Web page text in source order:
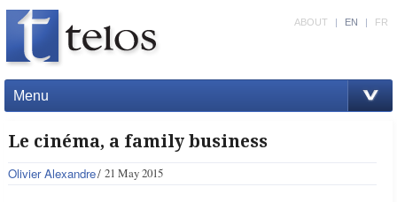
Menu
ABOUT | EN | FR
Le cinéma, a family business
Olivier Alexandre 21 May 2015